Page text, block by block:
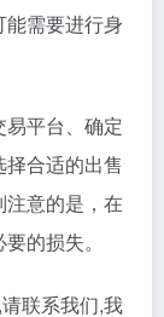
需要进行身
平台、确定
合适的出售
意的是，在
的损失。
联系我们,我